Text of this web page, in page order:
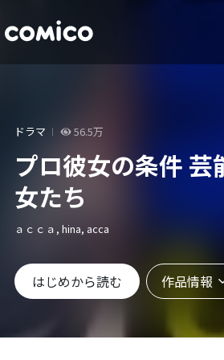
ドラマ 56.5万
プロ彼女の条件
女たち
ａｃｃａ, hina, acca
はじめから読む 作品情報